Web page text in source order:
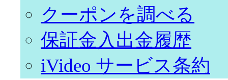
クーポンを調べる
保証金入出金履歴
iVideo サービス条約